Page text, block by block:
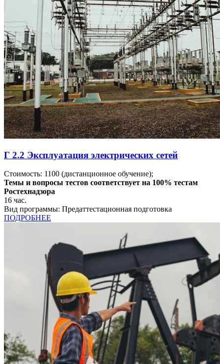
Г 2.2 Эксплуатация электрических сетей
Стоимость: 1100 (дистанционное обучение);
Темы и вопросы тестов соответствует на 100% тестам
Ростехнадзора
16 час.
Вид программы: Предаттестационная подготовка
ПОДРОБНЕЕ